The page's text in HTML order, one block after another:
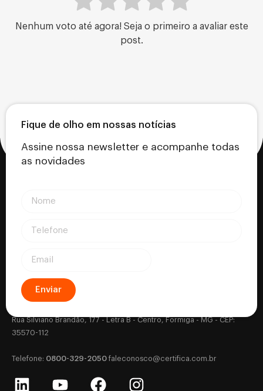
Nenhum voto até agora! Seja o primeiro a avaliar este
post.
Fique de olho em nossas notícias
Assine nossa newsletter e acompanhe todas
as novidades
Enviar
Rua Silviano Brandão, 177 - Letra B - Centro, Formiga - MG - CEP:
35570-112
‎Telefone: 0800-329-2050 faleconosco@certifica.com.br